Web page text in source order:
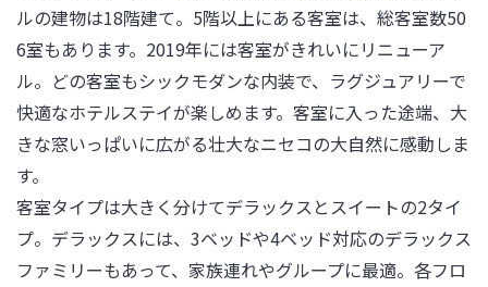
ルの建物は18階建て。5階以上にある客室は、総客室数50
6室もあります。2019年には客室がきれいにリニューア
ル。どの客室もシックモダンな内装で、ラグジュアリーで
快適なホテルステイが楽しめます。客室に入った途端、大
きな窓いっぱいに広がる壮大なニセコの大自然に感動しま
す。
客室タイプは大きく分けてデラックスとスイートの2タイ
プ。デラックスには、3ベッドや4ベッド対応のデラックス
ファミリーもあって、家族連れやグループに最適。各フロ